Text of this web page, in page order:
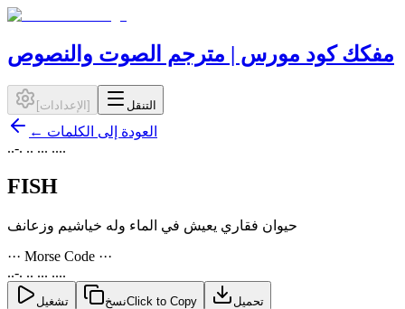
مفكك كود مورس | مترجم الصوت والنصوص
[الإعدادات ] التنقل
← العودة إلى الكلمات
..-. .. ... ....
FISH
حيوان فقاري يعيش في الماء وله خياشيم وزعانف
··· Morse Code ···
..-. .. ... ....
تشغيل نسخClick to Copy تحميل